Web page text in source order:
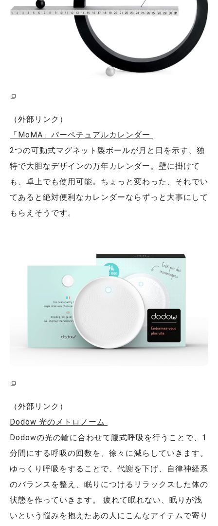
（外部リンク）
「MoMA」パーペチュアルカレンダー
2つの可動式マグネット製ボールが月と日を示す、独
特で大胆なデザインの万年カレンダー。壁に掛けて
も、卓上でも使用可能。ちょっと変わった、それでい
てあると絶対便利なカレンダーならずっと大事にして
もらえそうです。
（外部リンク）
Dodow 光のメトロノーム
Dodowの光の輪に合わせて腹式呼吸を行うことで、1
分間にする呼吸の回数を、徐々に減らしていきます。
ゆっくり呼吸をすることで、代謝を下げ、自律神経系
のバランスを整え、眠りにつけるリラックスした体の
状態を作っていきます。 疲れて眠れない、眠りが浅
いという悩みを抱えたあの人にこんなアイテムで寄り